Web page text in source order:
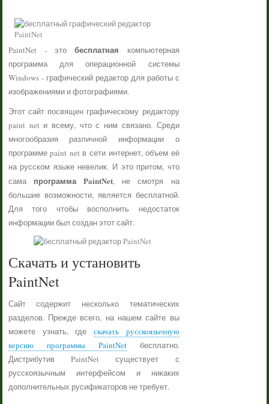
PaintNet - этобесплатная компьютерная
программа для операционной системы
Windows - графический редактор для работы с
изображениями и фотографиями.
Этот сайт посвящен графическому редактору
paint net и всему, что с ним связано. Среди
многообразия различной информации о
программе paint net в сети интернет, объем её
на русском языке невелик. И это притом, что
сама программа PaintNet, не смотря на
большие возможности, является бесплатной.
Для того чтобы восполнить недостаток
информации был создан этот сайт.
Скачать и установить
PaintNet
Сайт содержит несколько тематических
разделов. Прежде всего, на нашем сайте вы
можете узнать, где скачать русскоязычную
версию программы PaintNetбесплатно.
Дистрибутив PaintNet существует с
русскоязычным интерфейсом и никаких
дополнительных русификаторов не требует.